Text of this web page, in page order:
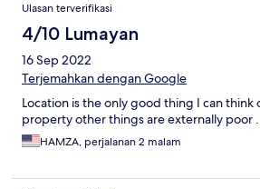
Ulasan terverifikasi
4/10 Lumayan
16 Sep 2022
Terjemahkan dengan Google
Location is the only good thing I can
property other things are externally poor .
HAMZA, perjalanan 2 malam